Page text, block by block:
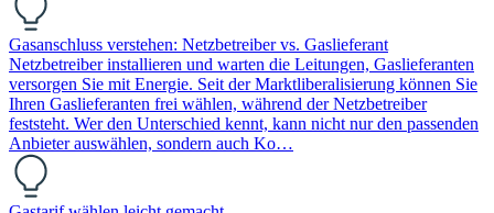
Gasanschluss verstehen: Netzbetreiber vs. Gaslieferant
Netzbetreiber installieren und warten die Leitungen, Gaslieferanten
versorgen Sie mit Energie. Seit der Marktliberalisierung können Sie
Ihren Gaslieferanten frei wählen, während der Netzbetreiber
feststeht. Wer den Unterschied kennt, kann nicht nur den passenden
Anbieter auswählen, sondern auch Ko…